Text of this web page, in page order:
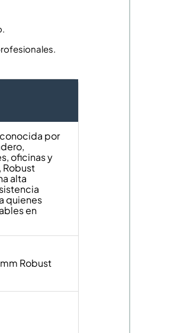
por
oficinas y
Robust
alta
quienes
en
Robust